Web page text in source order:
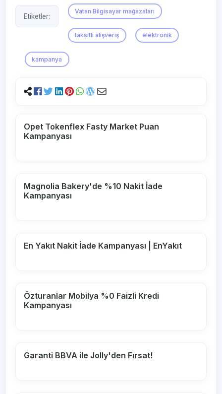
Etiketler:
Vatan Bilgisayar mağazaları
taksitli alışveriş elektronik
kampanya
Opet Tokenflex Fasty Market Puan
Kampanyası
Magnolia Bakery'de %10 Nakit İade
Kampanyası
En Yakıt Nakit İade Kampanyası | EnYakıt
Özturanlar Mobilya %0 Faizli Kredi
Kampanyası
Garanti BBVA ile Jolly'den Fırsat!